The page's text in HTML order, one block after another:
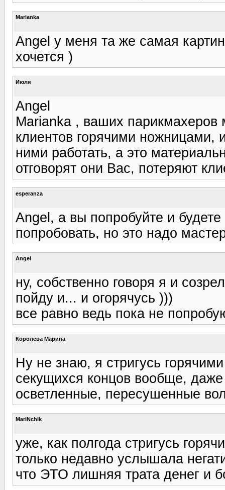
Marianka
Angel у меня та же самая
хочется )
Июля
Angel
Marianka , ваших парикмахеров
клиентов горячими ножницами,
ними работать, а это
отговорят они Вас, потеряют
esperanza
Angel, а вы попробуйте и
попробовать, но это надо
Angel
ну, собственно говоря я и
пойду и... и огорячусь )))
все равно ведь пока не
Королева Марина
Ну не знаю, я стригусь
секущихся концов вообще,
осветленные, пересушенные
MariNchik
уже, как полгода стригусь
только недавно услышала
что ЭТО лишняя трата денег и